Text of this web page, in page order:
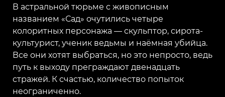
В астральной тюрьме с живописным
названием «Сад» очутились четыре
колоритных персонажа — скульптор, сирота-
культурист, ученик ведьмы и наёмная убийца.
Все они хотят выбраться, но это непросто, ведь
путь к выходу преграждают двенадцать
стражей. К счастью, количество попыток
неограниченно.